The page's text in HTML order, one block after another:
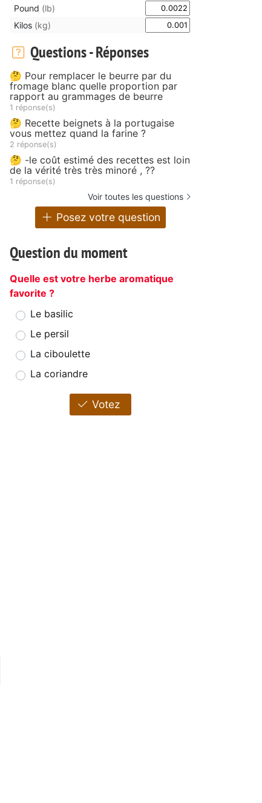
Pound (lb)
Kilos (kg)
Questions - Réponses
🤔 Pour remplacer le beurre par du
fromage blanc quelle proportion par
rapport au grammages de beurre
1 réponse(s)
🤔 Recette beignets à la portugaise
vous mettez quand la farine ?
2 réponse(s)
🤔 -le coût estimé des recettes est loin
de la vérité très très minoré , ??
1 réponse(s)
Voir toutes les questions
Posez votre question
Question du moment
Quelle est votre herbe aromatique
favorite ?
Le basilic
Le persil
La ciboulette
La coriandre
Votez